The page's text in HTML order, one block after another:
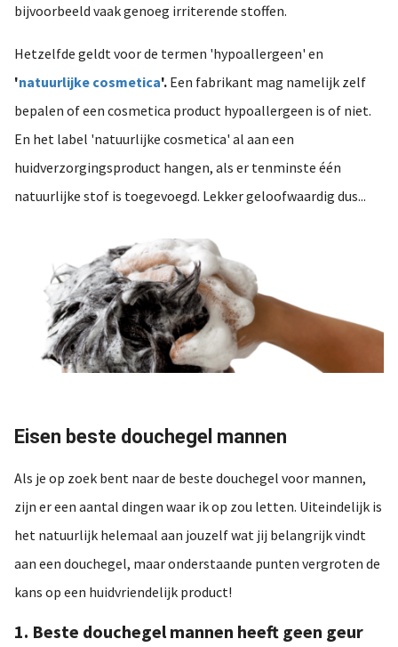
bijvoorbeeld vaak genoeg irriterende stoffen.
Hetzelfde geldt voor de termen 'hypoallergeen' en
'natuurlijke cosmetica'. Een fabrikant mag namelijk zelf
bepalen of een cosmetica product hypoallergeen is of niet.
En het label 'natuurlijke cosmetica' al aan een
huidverzorgingsproduct hangen, als er tenminste één
natuurlijke stof is toegevoegd. Lekker geloofwaardig dus...
Eisen beste douchegel mannen
Als je op zoek bent naar de beste douchegel voor mannen,
zijn er een aantal dingen waar ik op zou letten. Uiteindelijk is
het natuurlijk helemaal aan jouzelf wat jij belangrijk vindt
aan een douchegel, maar onderstaande punten vergroten de
kans op een huidvriendelijk product!
1. Beste douchegel mannen heeft geen geur